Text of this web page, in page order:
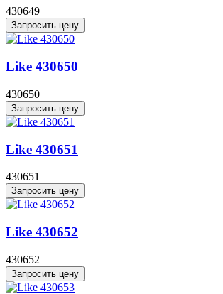
430649
Запросить цену
Like 430650
430650
Запросить цену
Like 430651
430651
Запросить цену
Like 430652
430652
Запросить цену